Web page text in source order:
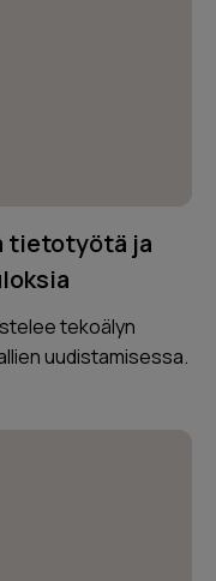
tietotyötä ja
tekoälyn
uudistamisessa.